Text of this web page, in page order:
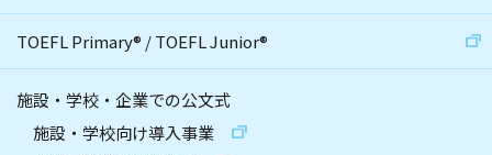
TOEFL Primary® /TOEFL Junior®
施設・学校・企業での公文式
施設・学校向け導入事業